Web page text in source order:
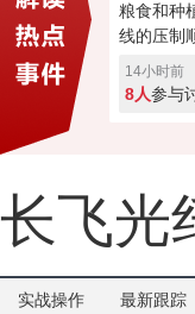
粮食和种
线的压制
0.55%。
利盘蠢蠢
14小时前
8人参与
长飞光
实战操作 最新跟踪